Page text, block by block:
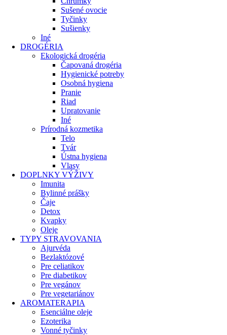
Sušené ovocie
Tyčinky
Sušienky
Iné
DROGÉRIA
Ekologická drogéria
Čapovaná drogéria
Hygienické potreby
Osobná hygiena
Pranie
Riad
Upratovanie
Iné
Prírodná kozmetika
Telo
Tvár
Ústna hygiena
Vlasy
DOPLNKY VÝŽIVY
Imunita
Bylinné prášky
Čaje
Detox
Kvapky
Oleje
TYPY STRAVOVANIA
Ajurvéda
Bezlaktózové
Pre celiatikov
Pre diabetikov
Pre vegánov
Pre vegetariánov
AROMATERAPIA
Esenciálne oleje
Ezoterika
Vonné tyčinky